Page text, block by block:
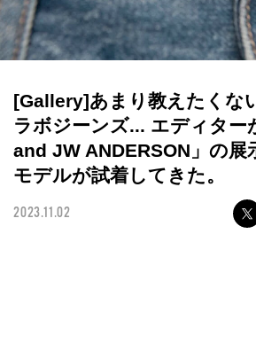
[Gallery]あまり教えたくな
ラボジーンズ... エディター
and JW ANDERSON」の展
モデルが試着してきた。
2023.11.02